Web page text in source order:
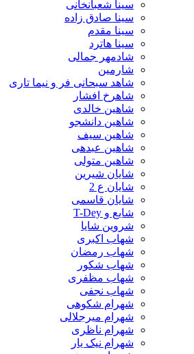
سینا شعبانخانی
سینا صادق زاده
سینا مقدم
سینا هاترد
شادمهر جمالی
شارمین
شاهد سبحانی فر و نیما تاری
شاهرخ افشار
شاهین خالدی
شاهین دانشجو
شاهین سیف
شاهین عبدهی
شاهین متولی
شایان شیرین
شایان ع 2
شایان قاسمی
شایع و T-Dey
شروین شایا
شهاب اکبری
شهاب رمضان
شهاب شکور
شهاب مظفری
شهاب نجفی
شهرام شکوهی
شهرام میرجلالی
شهرام ناظری
شهرام نیک یار